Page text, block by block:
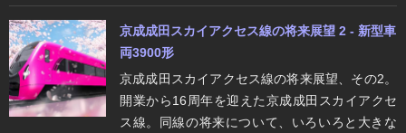
京成成田スカイアクセス線の将来展望 2 - 新型車
両3900形
京成成田スカイアクセス線の将来展望、その2。
開業から16周年を迎えた京成成田スカイアクセ
ス線。同線の将来について、いろいろと大きな